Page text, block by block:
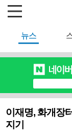
뉴스
이재명, 화개장
지기